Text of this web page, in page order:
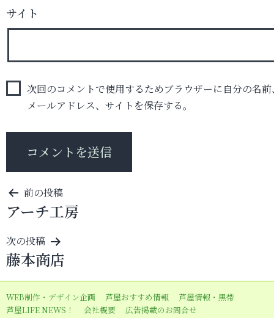
サイト
次回のコメントで使用するためブラウザーに自分の名前
メールアドレス、サイトを保存する。
投
稿
ナ
ビ
ゲ
ー
シ
前の投稿
アーチ工房
次の投稿
藤本商店
WEB制作・デザイン企画 芦屋おすすめ情報
芦屋情報・黒帯
芦屋LIFE NEWS！
会社概要 広告掲載のお問合せ